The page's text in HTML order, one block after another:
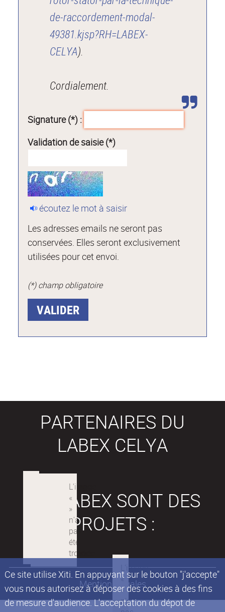
Ce site utilise Xiti. En appuyant sur le bouton "j'accepte"
vous nous autorisez à déposer des cookies à des fins
de mesure d'audience. L'acceptation du dépot de
de-raccordement-modal-
49381.kjsp?RH=LABEX-
CELYA).
Cordialement.
Signature (*) :
Validation de saisie (*)
écoutez le mot à saisir
Les adresses emails ne seront pas
conservées. Elles seront exclusivement
utilisées pour cet envoi.
(*) champ obligatoire
PARTENAIRES DU
LABEX CELYA
LES LABEX SONT DES
PROJETS :
Mentions légales